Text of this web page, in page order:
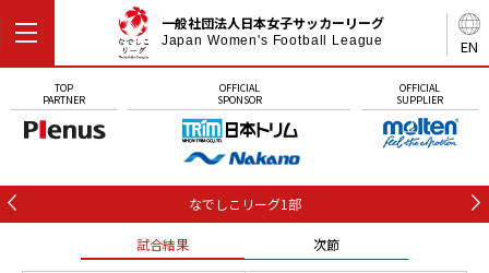
EN
一般社団法人日本女子サッカーリーグ
Japan Women's Football League
TOP
PARTNER
OFFICIAL
SPONSOR
OFFICIAL
SUPPLIER
なでしこリーグ1部
試合結果 次節